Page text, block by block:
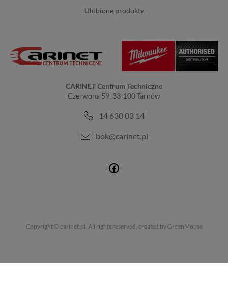
ulubione produkty
CARINET Centrum Techniczne
Czerwona 59, 33-100 Tarnów
14 630 03 14
bok@carinet.pl
Copyright © carinet.pl. All rights reserved. created by GreenMouse